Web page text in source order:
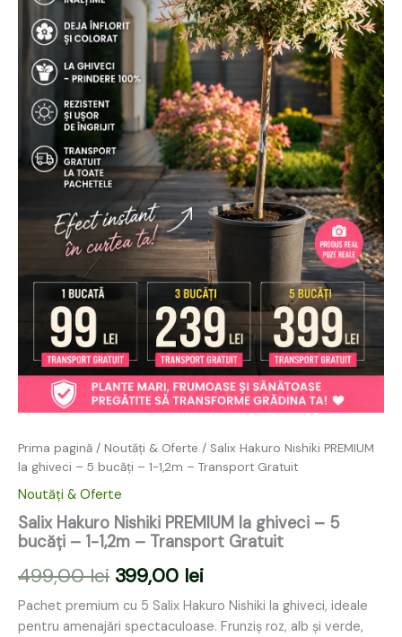
Prima pagină / Noutăți & Oferte / Salix Hakuro Nishiki PREMIUM
la ghiveci – 5 bucăți – 1-1,2m – Transport Gratuit
Noutăți & Oferte
Salix Hakuro Nishiki PREMIUM la ghiveci – 5
bucăți – 1-1,2m – Transport Gratuit
499,00lei 399,00 lei
Pachet premium cu 5 Salix Hakuro Nishiki la ghiveci, ideale
pentru amenajări spectaculoase. Frunziș roz, alb și verde,
Transport
Gratuit